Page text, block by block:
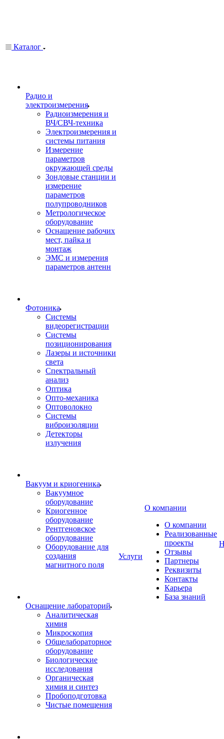
Каталог
Радио и
электроизмерения
Радиоизмерения и
ВЧ/СВЧ-техника
Электроизмерения и
системы питания
Измерение
параметров
окружающей среды
Зондовые станции и
измерение
параметров
полупроводников
Метрологическое
оборудование
Оснащение рабочих
мест, пайка и
монтаж
ЭМС и измерения
параметров антенн
Фотоника
Cистемы
видеорегистрации
Системы
позиционирования
Лазеры и источники
света
Спектральный
анализ
Оптика
Опто-механика
Оптоволокно
Системы
виброизоляции
Детекторы
излучения
Вакуум и криогеника
Вакуумное
оборудование
Криогенное
оборудование
Рентгеновское
оборудование
Оборудование для
создания
магнитного поля
Оснащение лабораторий
Аналитическая
химия
Микроскопия
Общелабораторное
оборудование
Биологические
исследования
Органическая
химия и синтез
Пробоподготовка
Чистые помещения
Услуги
О компании
О компании
Реализованные
проекты
Отзывы
Партнеры
Реквизиты
Контакты
Карьера
База знаний